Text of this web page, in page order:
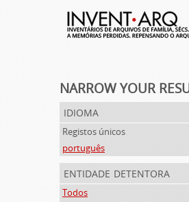
NARROW YOUR
idioma
Registos únicos
português
entidade detentora
Todos